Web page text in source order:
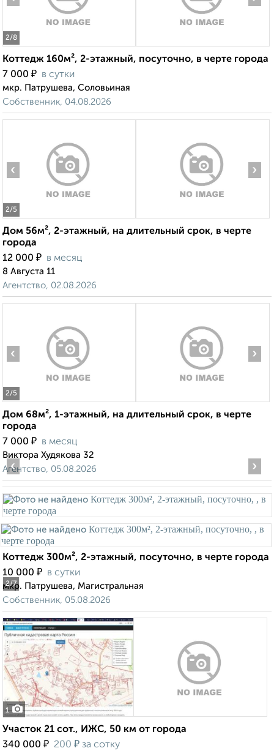
2/8
Коттедж 160м², 2-этажный, посуточно, в черте города
7 000 ₽ в сутки
мкр. Патрушева, Соловьиная
Собственник, 04.08.2026
2/5
‹ ›
Дом 56м², 2-этажный, на длительный срок, в черте
города
12 000 ₽ в месяц
8 Августа 11
Агентство, 02.08.2026
2/5
‹ ›
Дом 68м², 1-этажный, на длительный срок, в черте
города
7 000 ₽ в месяц
Виктора Худякова 32
Агентство, 05.08.2026
2/7
‹ ›
Коттедж 300м², 2-этажный, посуточно, в черте города
10 000 ₽ в сутки
мкр. Патрушева, Магистральная
Собственник, 05.08.2026
1
Участок 21 сот., ИЖС, 50 км от города
340 000 ₽ 200 ₽ за сотку